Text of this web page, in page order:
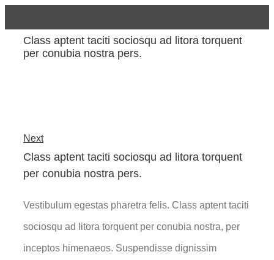
Class aptent taciti sociosqu ad litora torquent
per conubia nostra pers.
Next
Class aptent taciti sociosqu ad litora torquent
per conubia nostra pers.
Vestibulum egestas pharetra felis. Class aptent taciti
sociosqu ad litora torquent per conubia nostra, per
inceptos himenaeos. Suspendisse dignissim